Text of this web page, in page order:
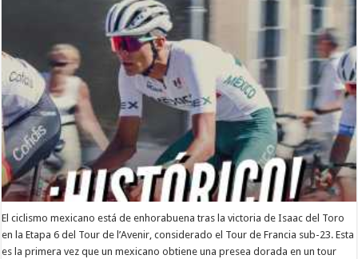
El ciclismo mexicano está de enhorabuena tras la victoria de Isaac del Toro
en la Etapa 6 del Tour de l’Avenir, considerado el Tour de Francia sub-23. Esta
es la primera vez que un mexicano obtiene una presea dorada en un tour